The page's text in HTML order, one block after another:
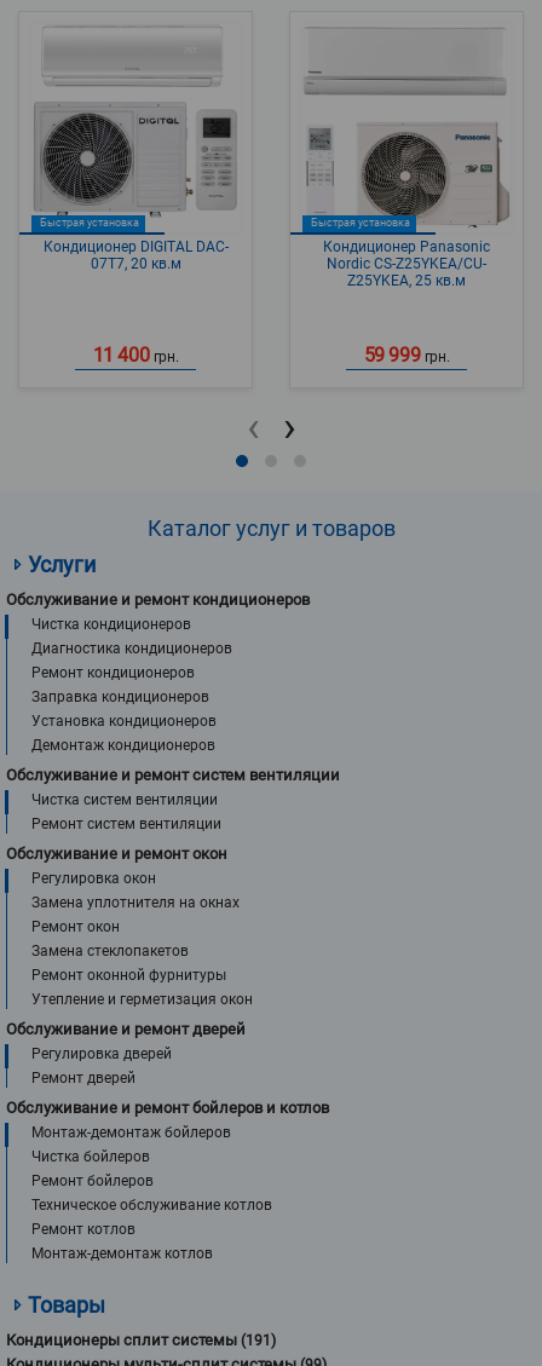
Быстрая установка
Кондиционер DIGITAL DAC-
07T7, 20 кв.м
11 400 грн.
Быстрая установка
Кондиционер Panasonic
Nordic CS-Z25YKEA/CU-
Z25YKEA, 25 кв.м
59 999 грн.
‹ ›
Каталог услуг и товаров
Услуги
Обслуживание и ремонт кондиционеров
Чистка кондиционеров
Диагностика кондиционеров
Ремонт кондиционеров
Заправка кондиционеров
Установка кондиционеров
Демонтаж кондиционеров
Обслуживание и ремонт систем вентиляции
Чистка систем вентиляции
Ремонт систем вентиляции
Обслуживание и ремонт окон
Регулировка окон
Замена уплотнителя на окнах
Ремонт окон
Замена стеклопакетов
Ремонт оконной фурнитуры
Утепление и герметизация окон
Обслуживание и ремонт дверей
Регулировка дверей
Ремонт дверей
Обслуживание и ремонт бойлеров и котлов
Монтаж-демонтаж бойлеров
Чистка бойлеров
Ремонт бойлеров
Техническое обслуживание котлов
Ремонт котлов
Монтаж-демонтаж котлов
Товары
Кондиционеры сплит системы (191)